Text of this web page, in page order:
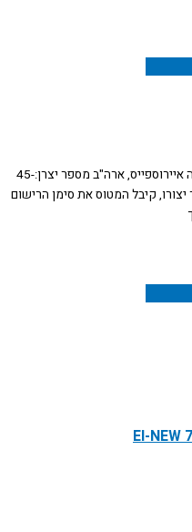
פרטי המטוס: דגם:לירג'ט 45 יצרן:בומברדייה איירוספייס, ארה"ב מספר יצרן:45-
לאחר יצורו, קיבל המטוס את סימן הרישום